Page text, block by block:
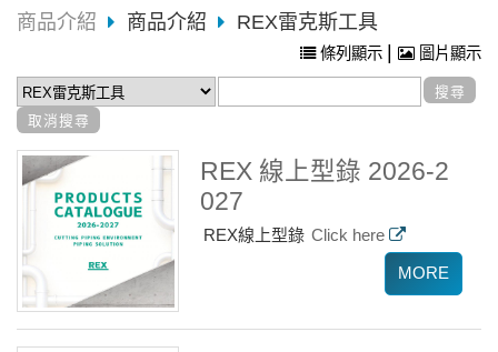
商品介紹 商品介紹 REX雷克斯工具
條列顯示 | 圖片顯示
REX 線上型錄 2026-2
027
REX線上型錄 Click here